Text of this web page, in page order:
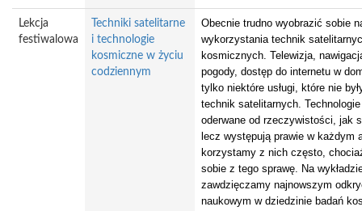
Lekcja
festiwalowa
Techniki satelitarne
i technologie
kosmiczne w życiu
codziennym
Obecnie trudno wyobrazić sobie
wykorzystania technik
kosmicznych. Telewizja,
pogody, dostęp do internetu w
tylko niektóre usługi, które nie
technik satelitarnych.
oderwane od rzeczywistości, jak
lecz występują prawie w każdym
korzystamy z nich często,
sobie z tego sprawę. Na
zawdzięczamy najnowszym
naukowym w dziedzinie badań